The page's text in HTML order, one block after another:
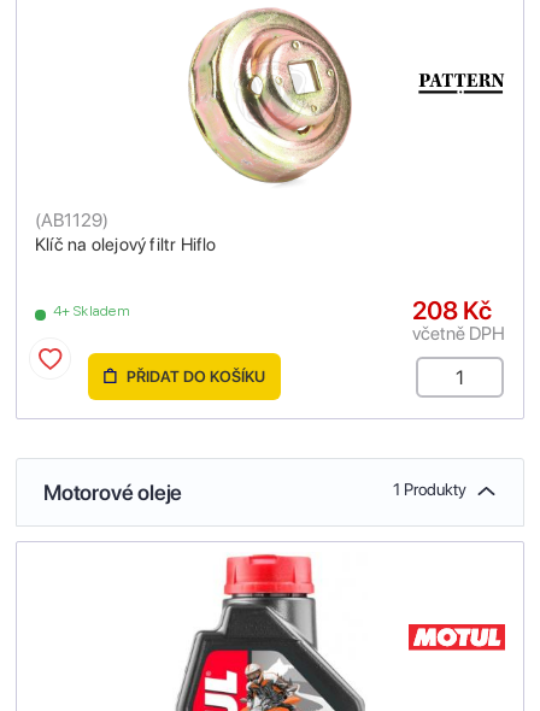
Klíč na olejový filtr Hiflo
(AB1129)
4+ Skladem 208 Kč
včetně DPH
PŘIDAT DO KOŠÍKU
Motorové oleje 1 Produkty